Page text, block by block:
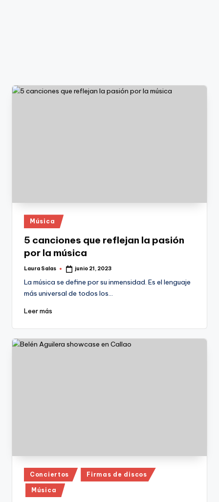
Publicado
en
Música
5 canciones que reflejan la pasión
por la música
Publicado
Laura Salas junio 21, 2023
La música se define por su inmensidad. Es el lenguaje
más universal de todos los…
Leer más
Publicado
en
Conciertos Firmas de discos
Música